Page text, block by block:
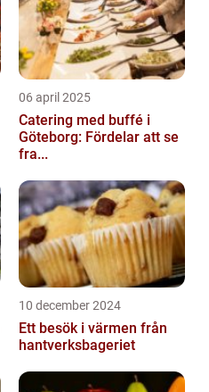
06 april 2025
Catering med buffé i
Göteborg: Fördelar att se
fra...
10 december 2024
Ett besök i värmen från
hantverksbageriet